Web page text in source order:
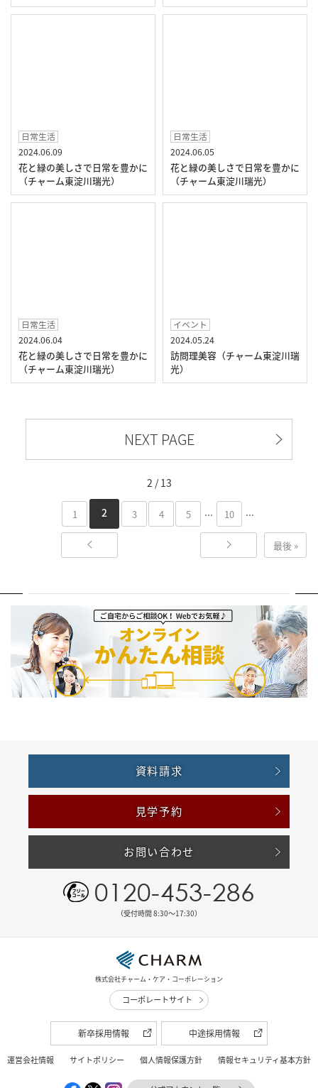
日常生活
2024.06.09
花と緑の美しさで日常を豊かに
（チャーム東淀川瑞光）
日常生活
2024.06.05
花と緑の美しさで日常を豊かに
（チャーム東淀川瑞光）
日常生活
2024.06.04
花と緑の美しさで日常を豊かに
（チャーム東淀川瑞光）
イベント
2024.05.24
訪問理美容（チャーム東淀川瑞
光）
NEXT PAGE
2 / 13
1 2 3 4 5 ... 10 ...
最後 »
資料請求
見学予約
お問い合わせ
0120-453-286
（受付時間 8:30〜17:30）
株式会社チャーム・ケア・コーポレーション
コーポレートサイト
新卒採用情報 中途採用情報
運営会社情報 サイトポリシー 個人情報保護方針 情報セキュリティ基本方針